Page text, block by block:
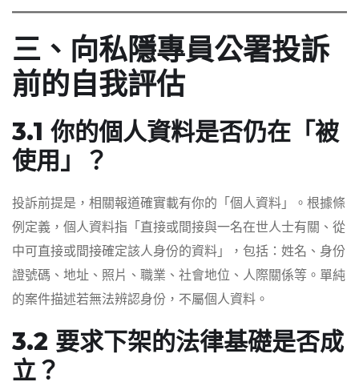
三、向私隱專員公署投訴
前的自我評估
3.1 你的個人資料是否仍在「被
使用」？
投訴前提是，相關報道確實載有你的「個人資料」。根據條
例定義，個人資料指「直接或間接與一名在世人士有關、從
中可直接或間接確定該人身份的資料」，包括：姓名、身份
證號碼、地址、照片、職業、社會地位、人際關係等。單純
的案件描述若無法辨認身份，不屬個人資料。
3.2 要求下架的法律基礎是否成
立？